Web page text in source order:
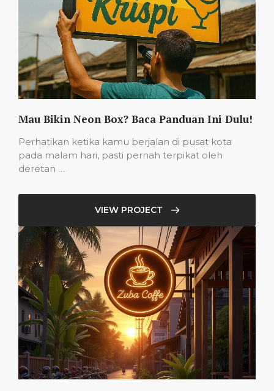
Mau Bikin Neon Box? Baca Panduan Ini Dulu!
Perhatikan ketika kamu berjalan di pusat kota
pada malam hari, pasti pernah terpikat oleh
deretan …
VIEW PROJECT